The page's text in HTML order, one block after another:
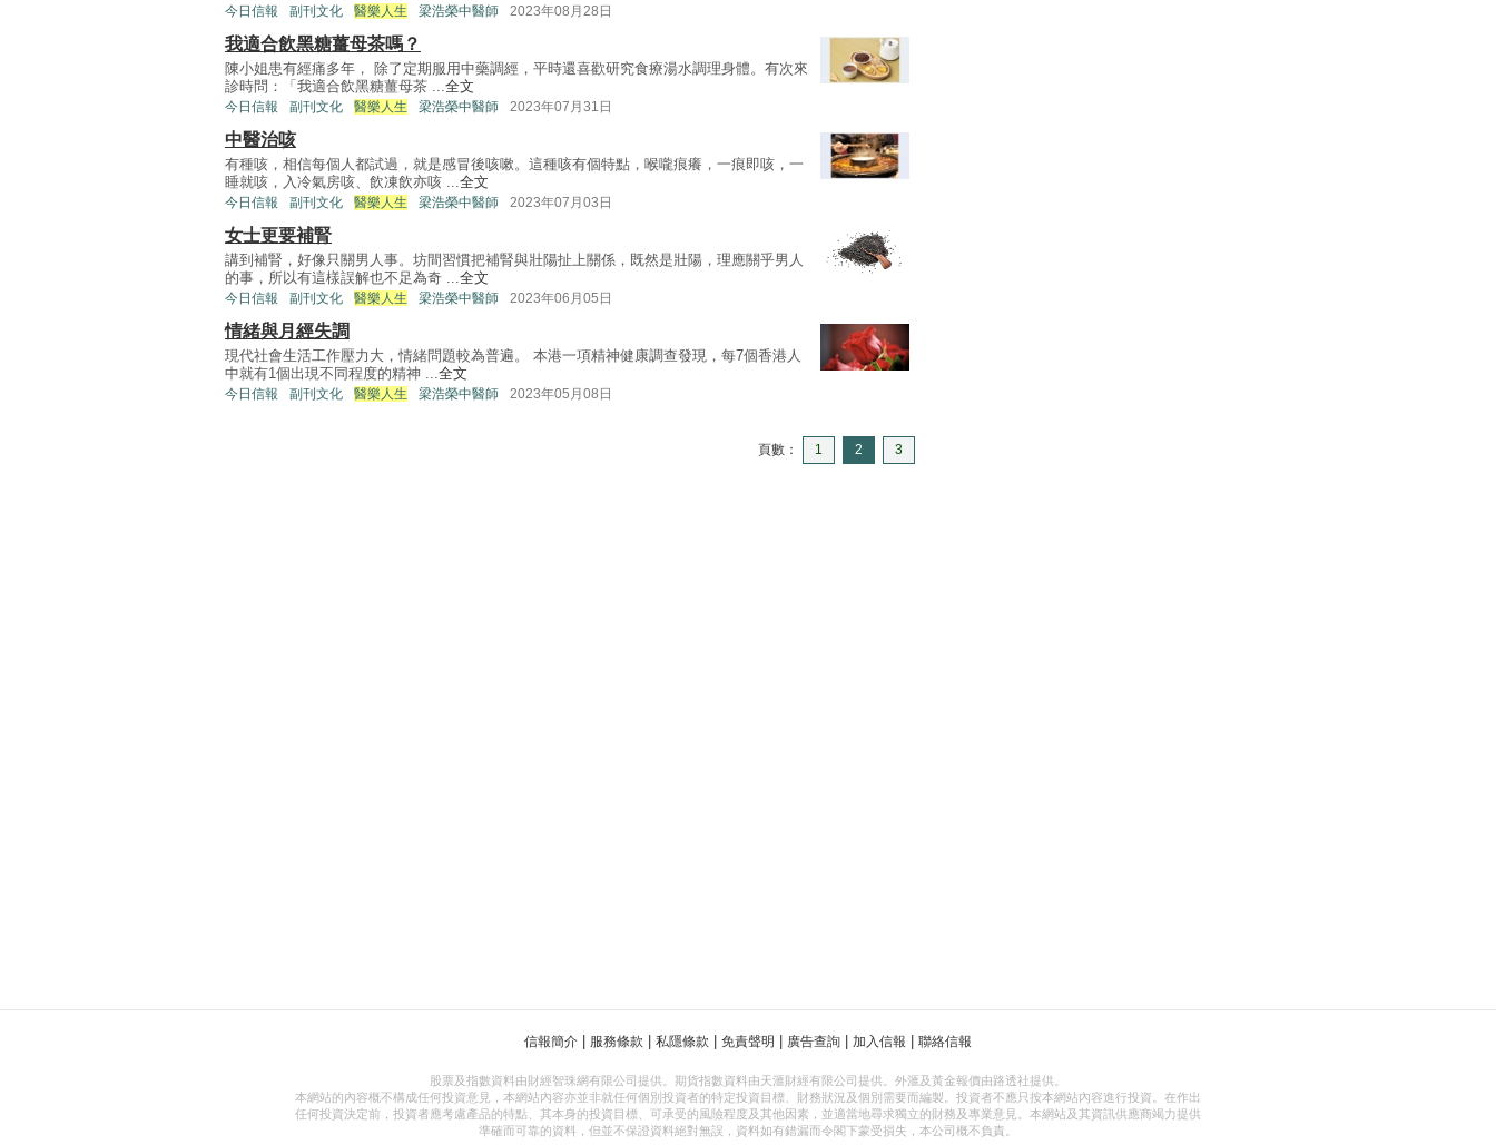
今日信報 副刊文化 醫樂人生 梁浩榮中醫師 2023年08月28日
我適合飲黑糖薑母茶嗎？
陳小姐患有經痛多年， 除了定期服用中藥調經，平時還喜歡研究食療湯水調理身體。有次來
診時問：「我適合飲黑糖薑母茶 ...全文
今日信報 副刊文化 醫樂人生 梁浩榮中醫師 2023年07月31日
中醫治咳
有種咳，相信每個人都試過，就是感冒後咳嗽。這種咳有個特點，喉嚨痕癢，一痕即咳，一
睡就咳，入冷氣房咳、飲凍飲亦咳 ...全文
今日信報 副刊文化 醫樂人生 梁浩榮中醫師 2023年07月03日
女士更要補腎
講到補腎，好像只關男人事。坊間習慣把補腎與壯陽扯上關係，既然是壯陽，理應關乎男人
的事，所以有這樣誤解也不足為奇 ...全文
今日信報 副刊文化 醫樂人生 梁浩榮中醫師 2023年06月05日
情緒與月經失調
現代社會生活工作壓力大，情緒問題較為普遍。 本港一項精神健康調查發現，每7個香港人
中就有1個出現不同程度的精神 ...全文
今日信報 副刊文化 醫樂人生 梁浩榮中醫師 2023年05月08日
頁數： 1 2 3
信報簡介 服務條款 私隱條款 免責聲明 廣告查詢 加入信報 聯絡信報
股票及指數資料由財經智珠網有限公司提供。期貨指數資料由天滙財經有限公司提供。外滙及黃金報價由路透社提供。
本網站的內容概不構成任何投資意見，本網站內容亦並非就任何個別投資者的特定投資目標、財務狀況及個別需要而編製。投資者不應只按本網站內容進行投資。在作出
任何投資決定前，投資者應考慮產品的特點、其本身的投資目標、可承受的風險程度及其他因素，並適當地尋求獨立的財務及專業意見。本網站及其資訊供應商竭力提供
準確而可靠的資料，但並不保證資料絕對無誤，資料如有錯漏而令閣下蒙受損失，本公司概不負責。